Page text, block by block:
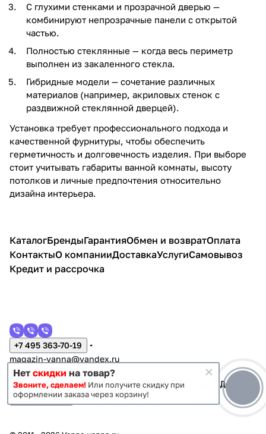
С глухими стенками и прозрачной дверью —
комбинируют непрозрачные панели с открытой
частью.
Полностью стеклянные — когда весь периметр
выполнен из закаленного стекла.
Гибридные модели — сочетание различных
материалов (например, акриловых стенок с
раздвижной стеклянной дверцей).
Установка требует профессионального подхода и
качественной фурнитуры, чтобы обеспечить
герметичность и долговечность изделия. При выборе
стоит учитывать габариты ванной комнаты, высоту
потолков и личные предпочтения относительно
дизайна интерьера.
КаталогБрендыГарантияОбмен и возвратОплата
КонтактыО компанииДоставкаУслугиСамовывоз
Кредит и рассрочка
+7 495 363-70-19
magazin-vanna@yandex.ru
г. Москва, Митино, улица Пятницкое шоссе 47
Темная тема Конфиденциальность
Нет скидки на товар?
Звоните, сделаем! Или получите скидку при
оформлении заказа через корзину!